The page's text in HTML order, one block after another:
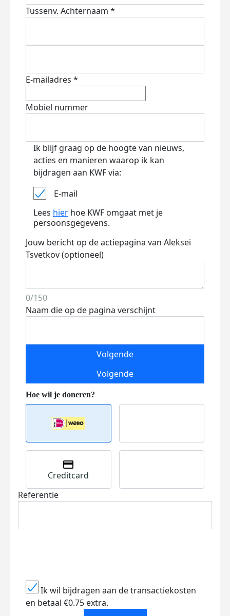
Tussenv. Achternaam *
E-mailadres *
Mobiel nummer
Ik blijf graag op de hoogte van nieuws,
acties en manieren waarop ik kan
bijdragen aan KWF via:
E-mail
Lees hier hoe KWF omgaat met je
persoonsgegevens.
Jouw bericht op de actiepagina van Aleksei
Tsvetkov (optioneel)
0/150
Naam die op de pagina verschijnt
Volgende
Volgende
Creditcard
Referentie
Ik wil bijdragen aan de transactiekosten
en betaal €0.75 extra.